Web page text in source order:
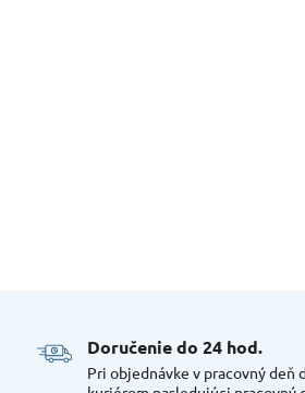
Doručenie do 24 hod​.
Pri objednávke v pracovný deň